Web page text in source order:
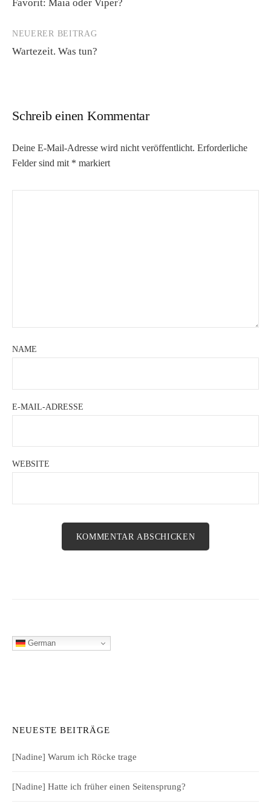
Navigation
Favorit: Maia oder Viper?
NEUERER BEITRAG
Wartezeit. Was tun?
Schreib einen Kommentar
Deine E-Mail-Adresse wird nicht veröffentlicht. Erforderliche
Felder sind mit * markiert
NAME
E-MAIL-ADRESSE
WEBSITE
German
NEUESTE BEITRÄGE
[Nadine] Warum ich Röcke trage
[Nadine] Hatte ich früher einen Seitensprung?